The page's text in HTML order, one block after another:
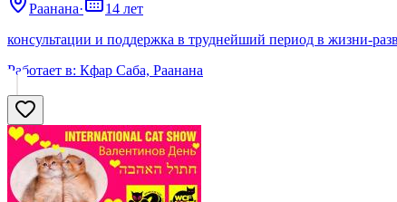
Раанана·
14 лет
консультации и поддержка в труднейший период в жизни-
Работает в: Кфар Саба, Раанана